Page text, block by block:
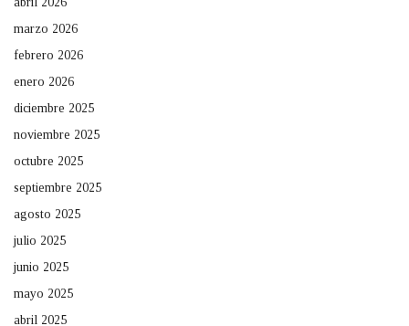
marzo 2026
febrero 2026
enero 2026
diciembre 2025
noviembre 2025
octubre 2025
septiembre 2025
agosto 2025
julio 2025
junio 2025
mayo 2025
abril 2025